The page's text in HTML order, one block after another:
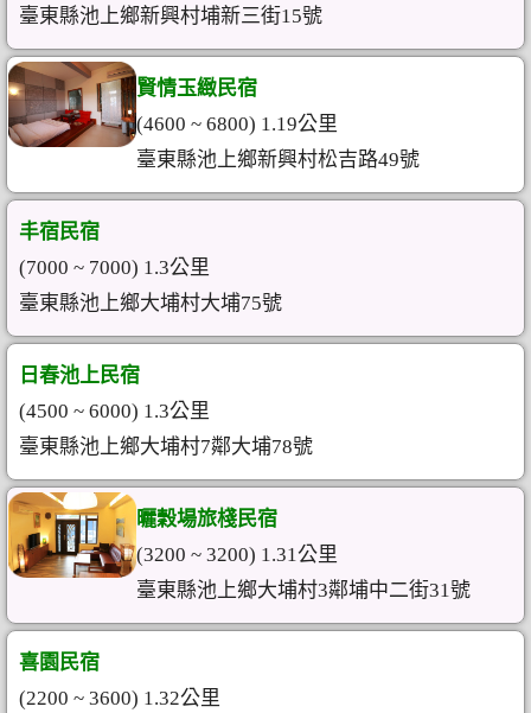
臺東縣池上鄉新興村埔新三街15號
賢情玉緻民宿
(4600 ~ 6800) 1.19公里
臺東縣池上鄉新興村松吉路49號
丰宿民宿
(7000 ~ 7000) 1.3公里
臺東縣池上鄉大埔村大埔75號
日春池上民宿
(4500 ~ 6000) 1.3公里
臺東縣池上鄉大埔村7鄰大埔78號
曬穀場旅棧民宿
(3200 ~ 3200) 1.31公里
臺東縣池上鄉大埔村3鄰埔中二街31號
喜園民宿
(2200 ~ 3600) 1.32公里